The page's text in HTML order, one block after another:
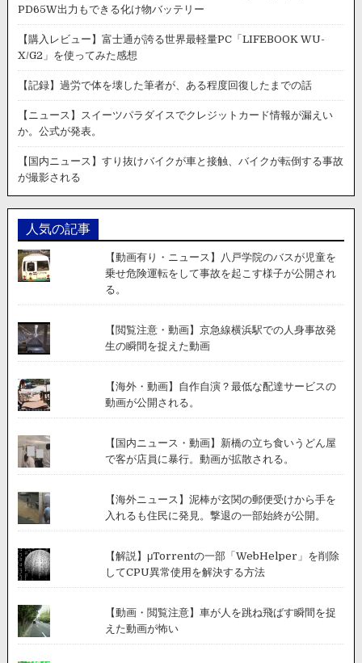
PD65W出力もできる化け物バッテリー
【購入レビュー】富士通が誇る世界最軽量PC「LIFEBOOK WU-
X/G2」を使ってみた感想
【記録】過労で体を壊した筆者が、ある程度回復したまでの話
【ニュース】スイーツパラダイスでクレジットカード情報が漏えい
か。公式が発表。
【国内ニュース】すり抜けバイクが車と接触、バイクが転倒する事故
が撮影される
人気の記事
【動画有り・ニュース】八戸学院のバスが児童を
乗せ危険運転をして事故を起こす様子が公開され
る。
【閲覧注意・動画】京急線横浜駅での人身事故発
生の瞬間を捉えた動画
【海外・動画】自作自演？最低な配達サービスの
動画が公開される。
【国内ニュース・動画】新橋の立ち食いうどん屋
で客が店員に暴行。動画が拡散される。
【海外ニュース】泥棒が玄関の郵便受けから手を
入れるも住民に発見。撃退の一部始終が公開。
【解説】μTorrentの一部「WebHelper」を削除
してCPU異常使用を解決する方法
【動画・閲覧注意】車が人を跳ね飛ばす瞬間を捉
えた動画が怖い